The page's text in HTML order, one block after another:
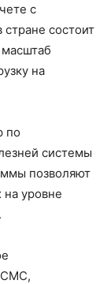
с
стране состоит
на
по
системы
позволяют
на уровне